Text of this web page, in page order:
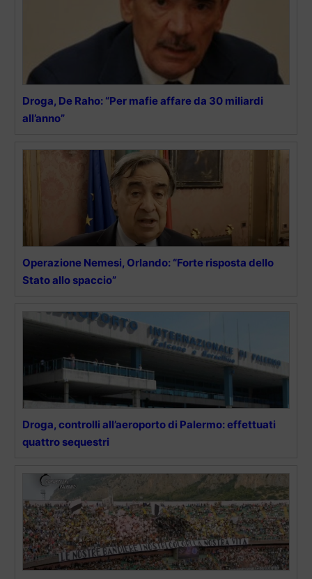
Droga, De Raho: “Per mafie affare da 30 miliardi
all’anno”
Operazione Nemesi, Orlando: “Forte risposta dello
Stato allo spaccio”
Droga, controlli all’aeroporto di Palermo: effettuati
quattro sequestri